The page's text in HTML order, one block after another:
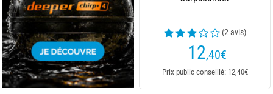
(2 avis)
12,40€
Prix public conseillé: 12,40€